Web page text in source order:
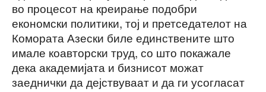
во процесот на креирање подобри
економски политики, тој и претседателот на
Комората Азески биле единствените што
имале коавторски труд, со што покажале
дека академијата и бизнисот можат
заеднички да дејствуваат и да ги усогласат